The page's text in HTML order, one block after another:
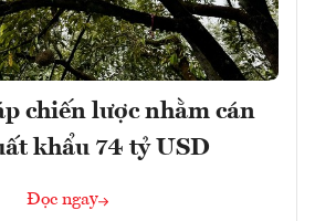
chiến lược nhằm cán
khẩu 74 tỷ USD
Đọc ngay